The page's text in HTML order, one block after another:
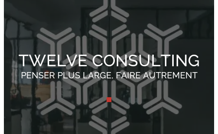
TWELVE CONSULTING
PENSER PLUS LARGE, FAIRE AUTREMENT